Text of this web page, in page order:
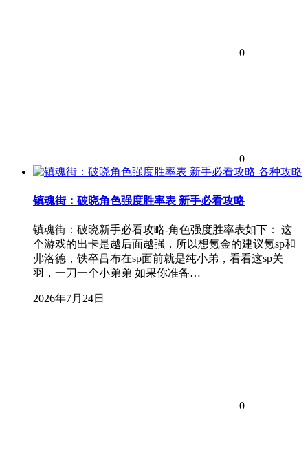
0
0
各种攻略
镇魂街：破晓角色强度胜率表 新手必看攻略
镇魂街：破晓新手必看攻略-角色强度胜率表如下： 这
个游戏的出卡是越后面越强，所以想氪金的建议氪sp和
弗洛德，铁卒吕布在sp面前就是纯小弟，看看这sp关
羽，一刀一个小弟弟 如果你准备…
2026年7月24日
0